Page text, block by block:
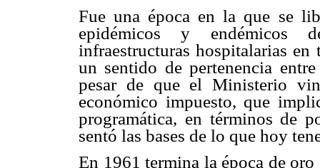
Fue una época en la que se
epidémicos y endémicos
infraestructuras hospitalarias
un sentido de pertenencia
pesar de que el Ministerio
económico impuesto, que
programática, en términos de
sentó las bases de lo que hoy
En 1961 termina la época de